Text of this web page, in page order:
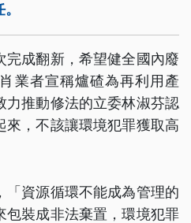
完成翻新，希望健全國內廢
業者宣稱爐碴為再利用產
力推動修法的立委林淑芬認
來，不該讓環境犯罪獲取高
「資源循環不能成為管理的
包裝成非法棄置，環境犯罪